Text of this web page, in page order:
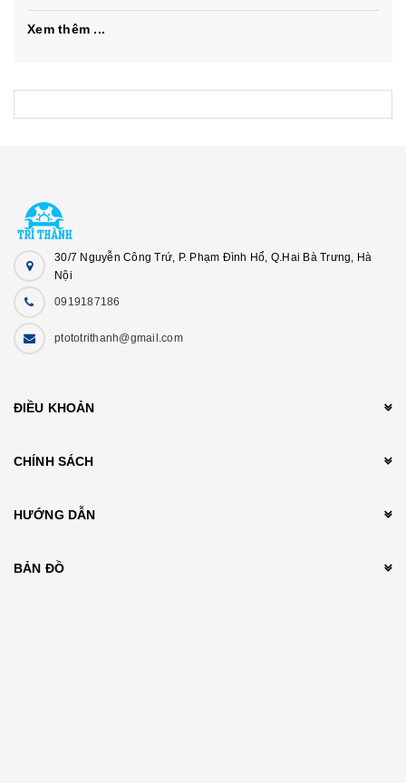
Xem thêm ...
30/7 Nguyễn Công Trứ, P. Phạm Đình Hổ, Q.Hai Bà Trưng, Hà
Nội
0919187186
ptototrithanh@gmail.com
ĐIỀU KHOẢN
CHÍNH SÁCH
HƯỚNG DẪN
BẢN ĐỒ